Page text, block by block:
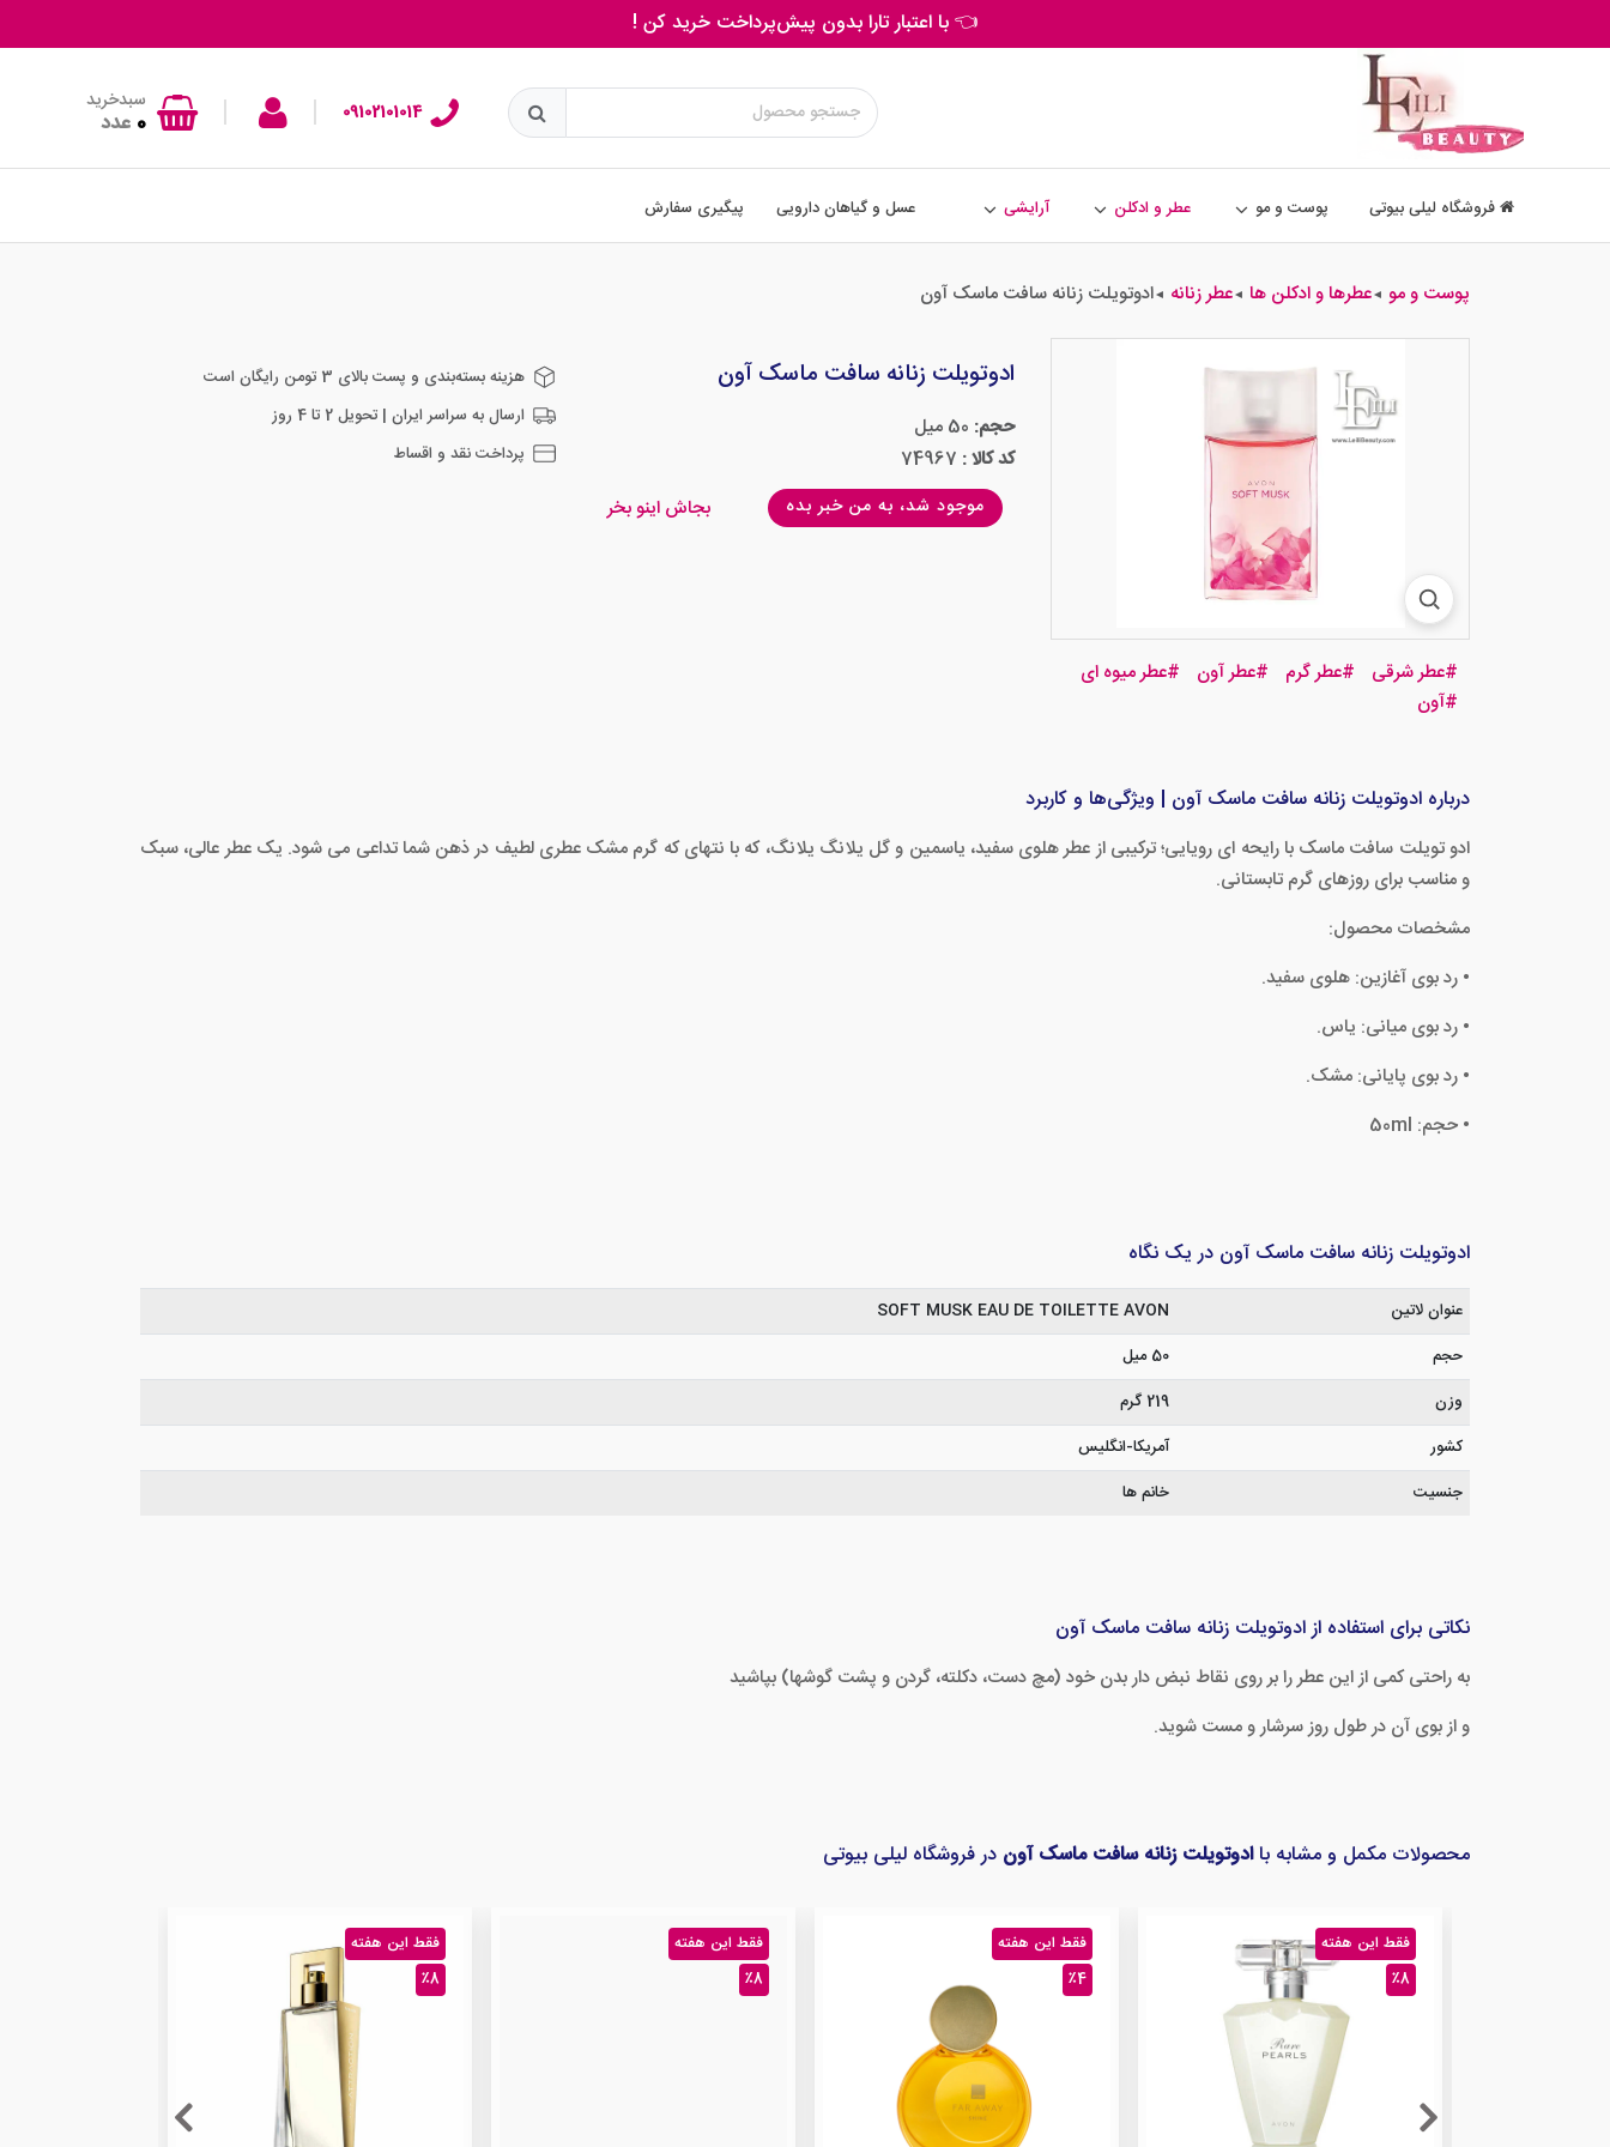
👈 با اعتبار تارا بدون پیش‌پرداخت خرید کن !
09102101014
|
| سبدخرید
0 عدد
فروشگاه لیلی بیوتی پوست و مو عطر و ادکلن آرایشی عسل و گیاهان دارویی پیگیری سفارش
پوست و مو ◄عطرها و ادکلن ها ◄عطر زنانه ◄ادوتویلت زنانه سافت ماسک آون
#عطر شرقی #عطر گرم #عطر آون #عطر میوه ای
#آون
ادوتویلت زنانه سافت ماسک آون
حجم: 50 میل
کد کالا : 74967
موجود شد، به من خبر بده بجاش اینو بخر
هزینه بسته‌بندی و پست بالای 3 تومن رایگان است
ارسال به سراسر ایران | تحویل 2 تا 4 روز
پرداخت نقد و اقساط
درباره ادوتویلت زنانه سافت ماسک آون | ویژگی‌ها و کاربرد
ادو تویلت سافت ماسک با رایحه ای رویایی؛ ترکیبی از عطر هلوی سفید، یاسمین و گل یلانگ یلانگ، که با نتهای که گرم مشک عطری لطیف در ذهن شما تداعی می شود. یک عطر عالی، سبک
و مناسب برای روزهای گرم تابستانی.
مشخصات محصول:
• رد بوی آغازین: هلوی سفید.
• رد بوی میانی: یاس.
• رد بوی پایانی: مشک.
• حجم: 50ml
ادوتویلت زنانه سافت ماسک آون در یک نگاه
عنوان لاتین
SOFT MUSK EAU DE TOILETTE AVON
حجم
50 میل
وزن
219 گرم
کشور
آمریکا-انگلیس
جنسیت
خانم ها
نکاتی برای استفاده از ادوتویلت زنانه سافت ماسک آون
به راحتی کمی از این عطر را بر روی نقاط نبض دار بدن خود (مچ دست، دکلته، گردن و پشت گوشها) بپاشید
و از بوی آن در طول روز سرشار و مست شوید.
محصولات مکمل و مشابه باادوتویلت زنانه سافت ماسک آون در فروشگاه لیلی بیوتی
فقط این هفته
٪8
فقط این هفته
٪8
فقط این هفته
٪4
فقط این هفته
٪8